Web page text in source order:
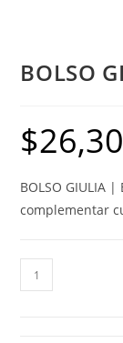
BOLSO
$26,30
BOLSO GIULIA
complementar
BOLSO
GIULIA-